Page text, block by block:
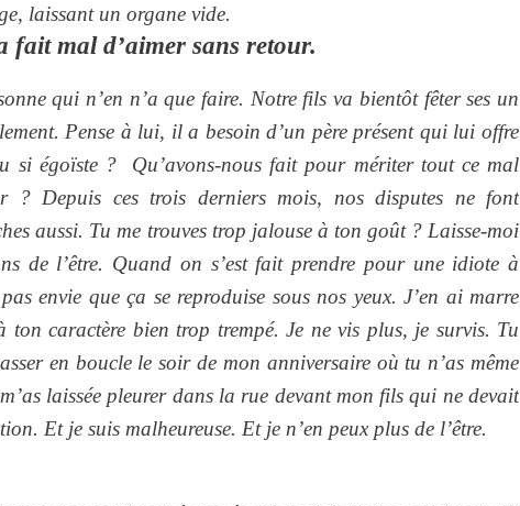
laissant un organe vide.
fait mal d’aimer sans retour.
qui n’en n’a que faire. Notre fils va bientôt fêter ses un
Pense à lui, il a besoin d’un père présent qui lui offre
si égoïste ? Qu’avons-nous fait pour mériter tout ce mal
? Depuis ces trois derniers mois, nos disputes ne font
aussi. Tu me trouves trop jalouse à ton goût ? Laisse-moi
de l’être. Quand on s’est fait prendre pour une idiote à
envie que ça se reproduise sous nos yeux. J’en ai marre
ton caractère bien trop trempé. Je ne vis plus, je survis. Tu
en boucle le soir de mon anniversaire où tu n’as même
laissée pleurer dans la rue devant mon fils qui ne devait
Et je suis malheureuse. Et je n’en peux plus de l’être.